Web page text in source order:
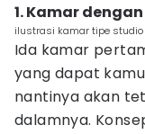
1. Kamar
ilustrasi kamar tipe
Ida kamar
yang dapat
nantinya akan
dalamnya.